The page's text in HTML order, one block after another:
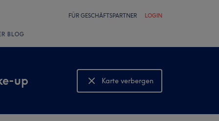
FÜR GESCHÄFTSPARTNER LOGIN
BLOG
up
Karte verbergen
Karte anzeigen